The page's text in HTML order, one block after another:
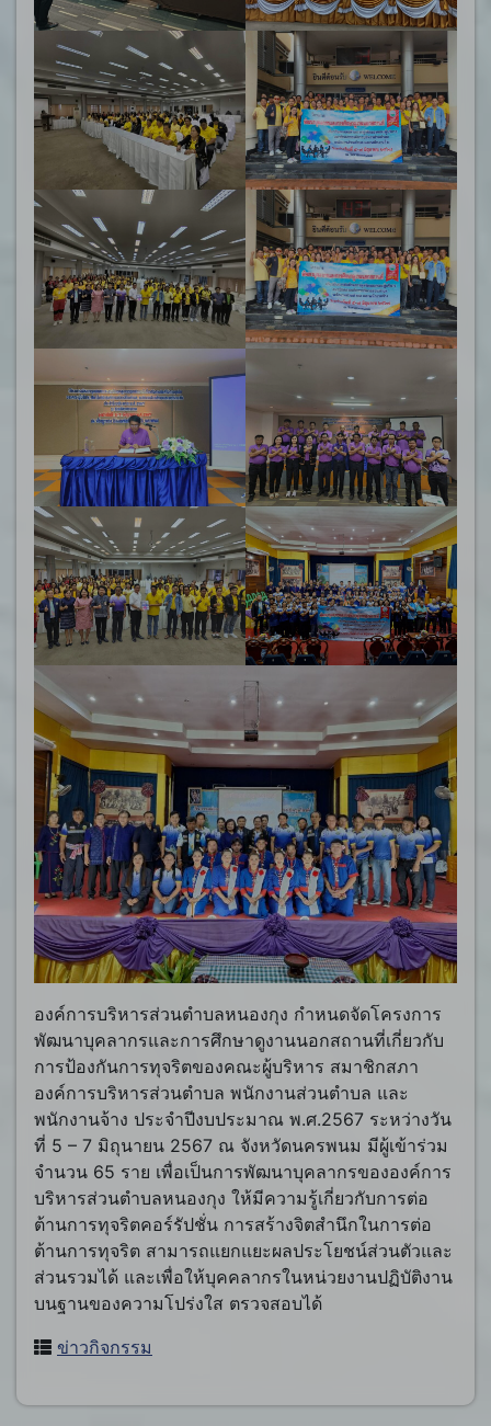
องค์การบริหารส่วนตำบลหนองกุง กำหนดจัดโครงการ
พัฒนาบุคลากรและการศึกษาดูงานนอกสถานที่เกี่ยวกับ
การป้องกันการทุจริตของคณะผู้บริหาร สมาชิกสภา
องค์การบริหารส่วนตำบล พนักงานส่วนตำบล และ
พนักงานจ้าง ประจำปีงบประมาณ พ.ศ.2567 ระหว่างวัน
ที่ 5 – 7 มิถุนายน 2567 ณ จังหวัดนครพนม มีผู้เข้าร่วม
จำนวน 65 ราย เพื่อเป็นการพัฒนาบุคลากรขององค์การ
บริหารส่วนตำบลหนองกุง ให้มีความรู้เกี่ยวกับการต่อ
ต้านการทุจริตคอร์รัปชั่น การสร้างจิตสำนึกในการต่อ
ต้านการทุจริต สามารถแยกแยะผลประโยชน์ส่วนตัวและ
ส่วนรวมได้ และเพื่อให้บุคคลากรในหน่วยงานปฏิบัติงาน
บนฐานของความโปร่งใส ตรวจสอบได้
ข่าวกิจกรรม